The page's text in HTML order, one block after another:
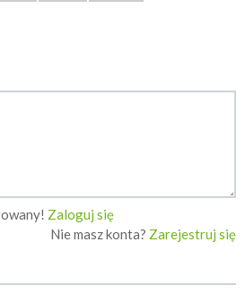
Zaloguj się
Nie masz konta? Zarejestruj się